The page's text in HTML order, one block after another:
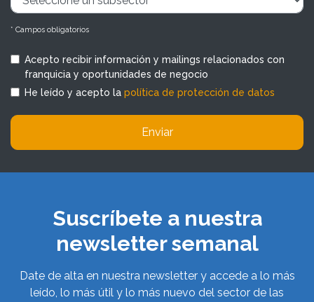
* Campos obligatorios
Acepto recibir información y mailings relacionados con
franquicia y oportunidades de negocio
He leído y acepto la política de protección de datos
Enviar
Suscríbete a nuestra
newsletter semanal
Date de alta en nuestra newsletter y accede a lo más
leído, lo más útil y lo más nuevo del sector de las